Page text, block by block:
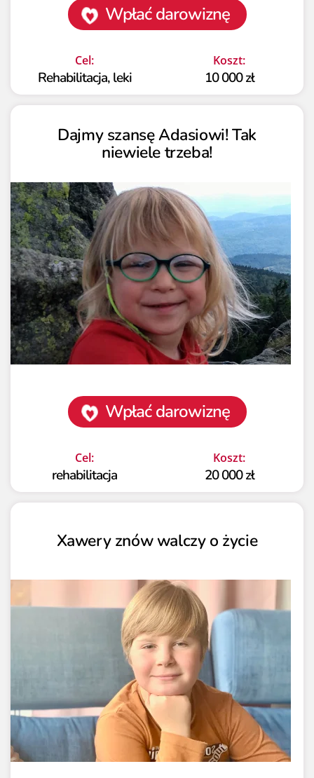
Wpłać darowiznę
Cel:
Rehabilitacja, leki
Koszt:
10 000 zł
Dajmy szansę Adasiowi! Tak
niewiele trzeba!
Wpłać darowiznę
Cel:
rehabilitacja
Koszt:
20 000 zł
Xawery znów walczy o życie